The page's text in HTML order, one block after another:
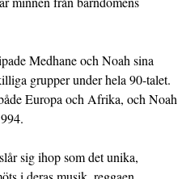
Medhane och Noah sina
grupper under hela 90-talet.
Europa och Afrika, och Noah
sig ihop som det unika,